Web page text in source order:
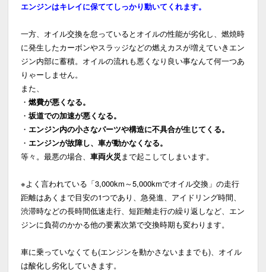
エンジンはキレイに保ててしっかり動いてくれます。
一方、オイル交換を怠っているとオイルの性能が劣化し、燃焼時
に発生したカーボンやスラッジなどの燃えカスが増えていきエン
ジン内部に蓄積。オイルの流れも悪くなり良い事なんて何一つあ
りゃーしません。
また、
・燃費が悪くなる。
・坂道での加速が悪くなる。
・ エンジン内の小さなパーツや構造に不具合が生じてくる。
・ エンジンが故障し、車が動かなくなる。
等々。最悪の場合、車両火災まで起こしてしまいます。
※よく言われている「3,000km～5,000kmでオイル交換」の走行
距離はあくまで目安の1つであり、急発進、アイドリング時間、
渋滞時などの長時間低速走行、短距離走行の繰り返しなど、エン
ジンに負荷のかかる他の要素次第で交換時期も変わります。
車に乗っていなくても(エンジンを動かさないままでも)、オイル
は酸化し劣化していきます。